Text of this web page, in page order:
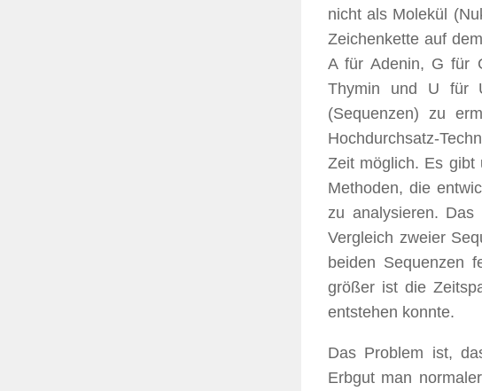
nicht als Molekül
Zeichenkette auf
A für Adenin, G für
Thymin und U für
(Sequenzen) zu
Hochdurchsatz-
Zeit möglich. Es gibt
Methoden, die
zu analysieren. Das
Vergleich zweier
beiden Sequenzen
größer ist die
entstehen konnte.
Das Problem ist,
Erbgut man